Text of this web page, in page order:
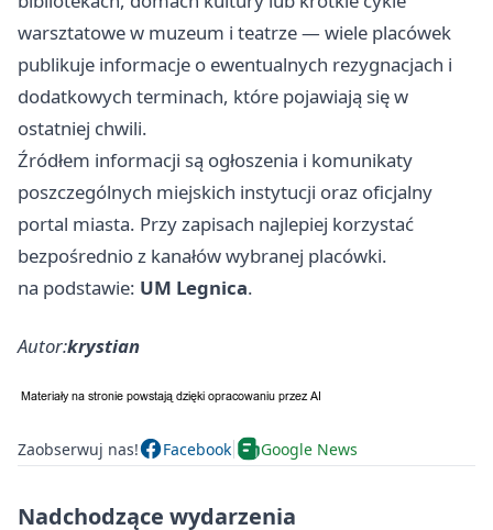
warsztatowe w muzeum i teatrze — wiele placówek
publikuje informacje o ewentualnych rezygnacjach i
dodatkowych terminach, które pojawiają się w
ostatniej chwili.
Źródłem informacji są ogłoszenia i komunikaty
poszczególnych miejskich instytucji oraz oficjalny
portal miasta. Przy zapisach najlepiej korzystać
bezpośrednio z kanałów wybranej placówki.
na podstawie: UM Legnica.
Autor:krystian
Zaobserwuj nas! Facebook Google News
Nadchodzące wydarzenia